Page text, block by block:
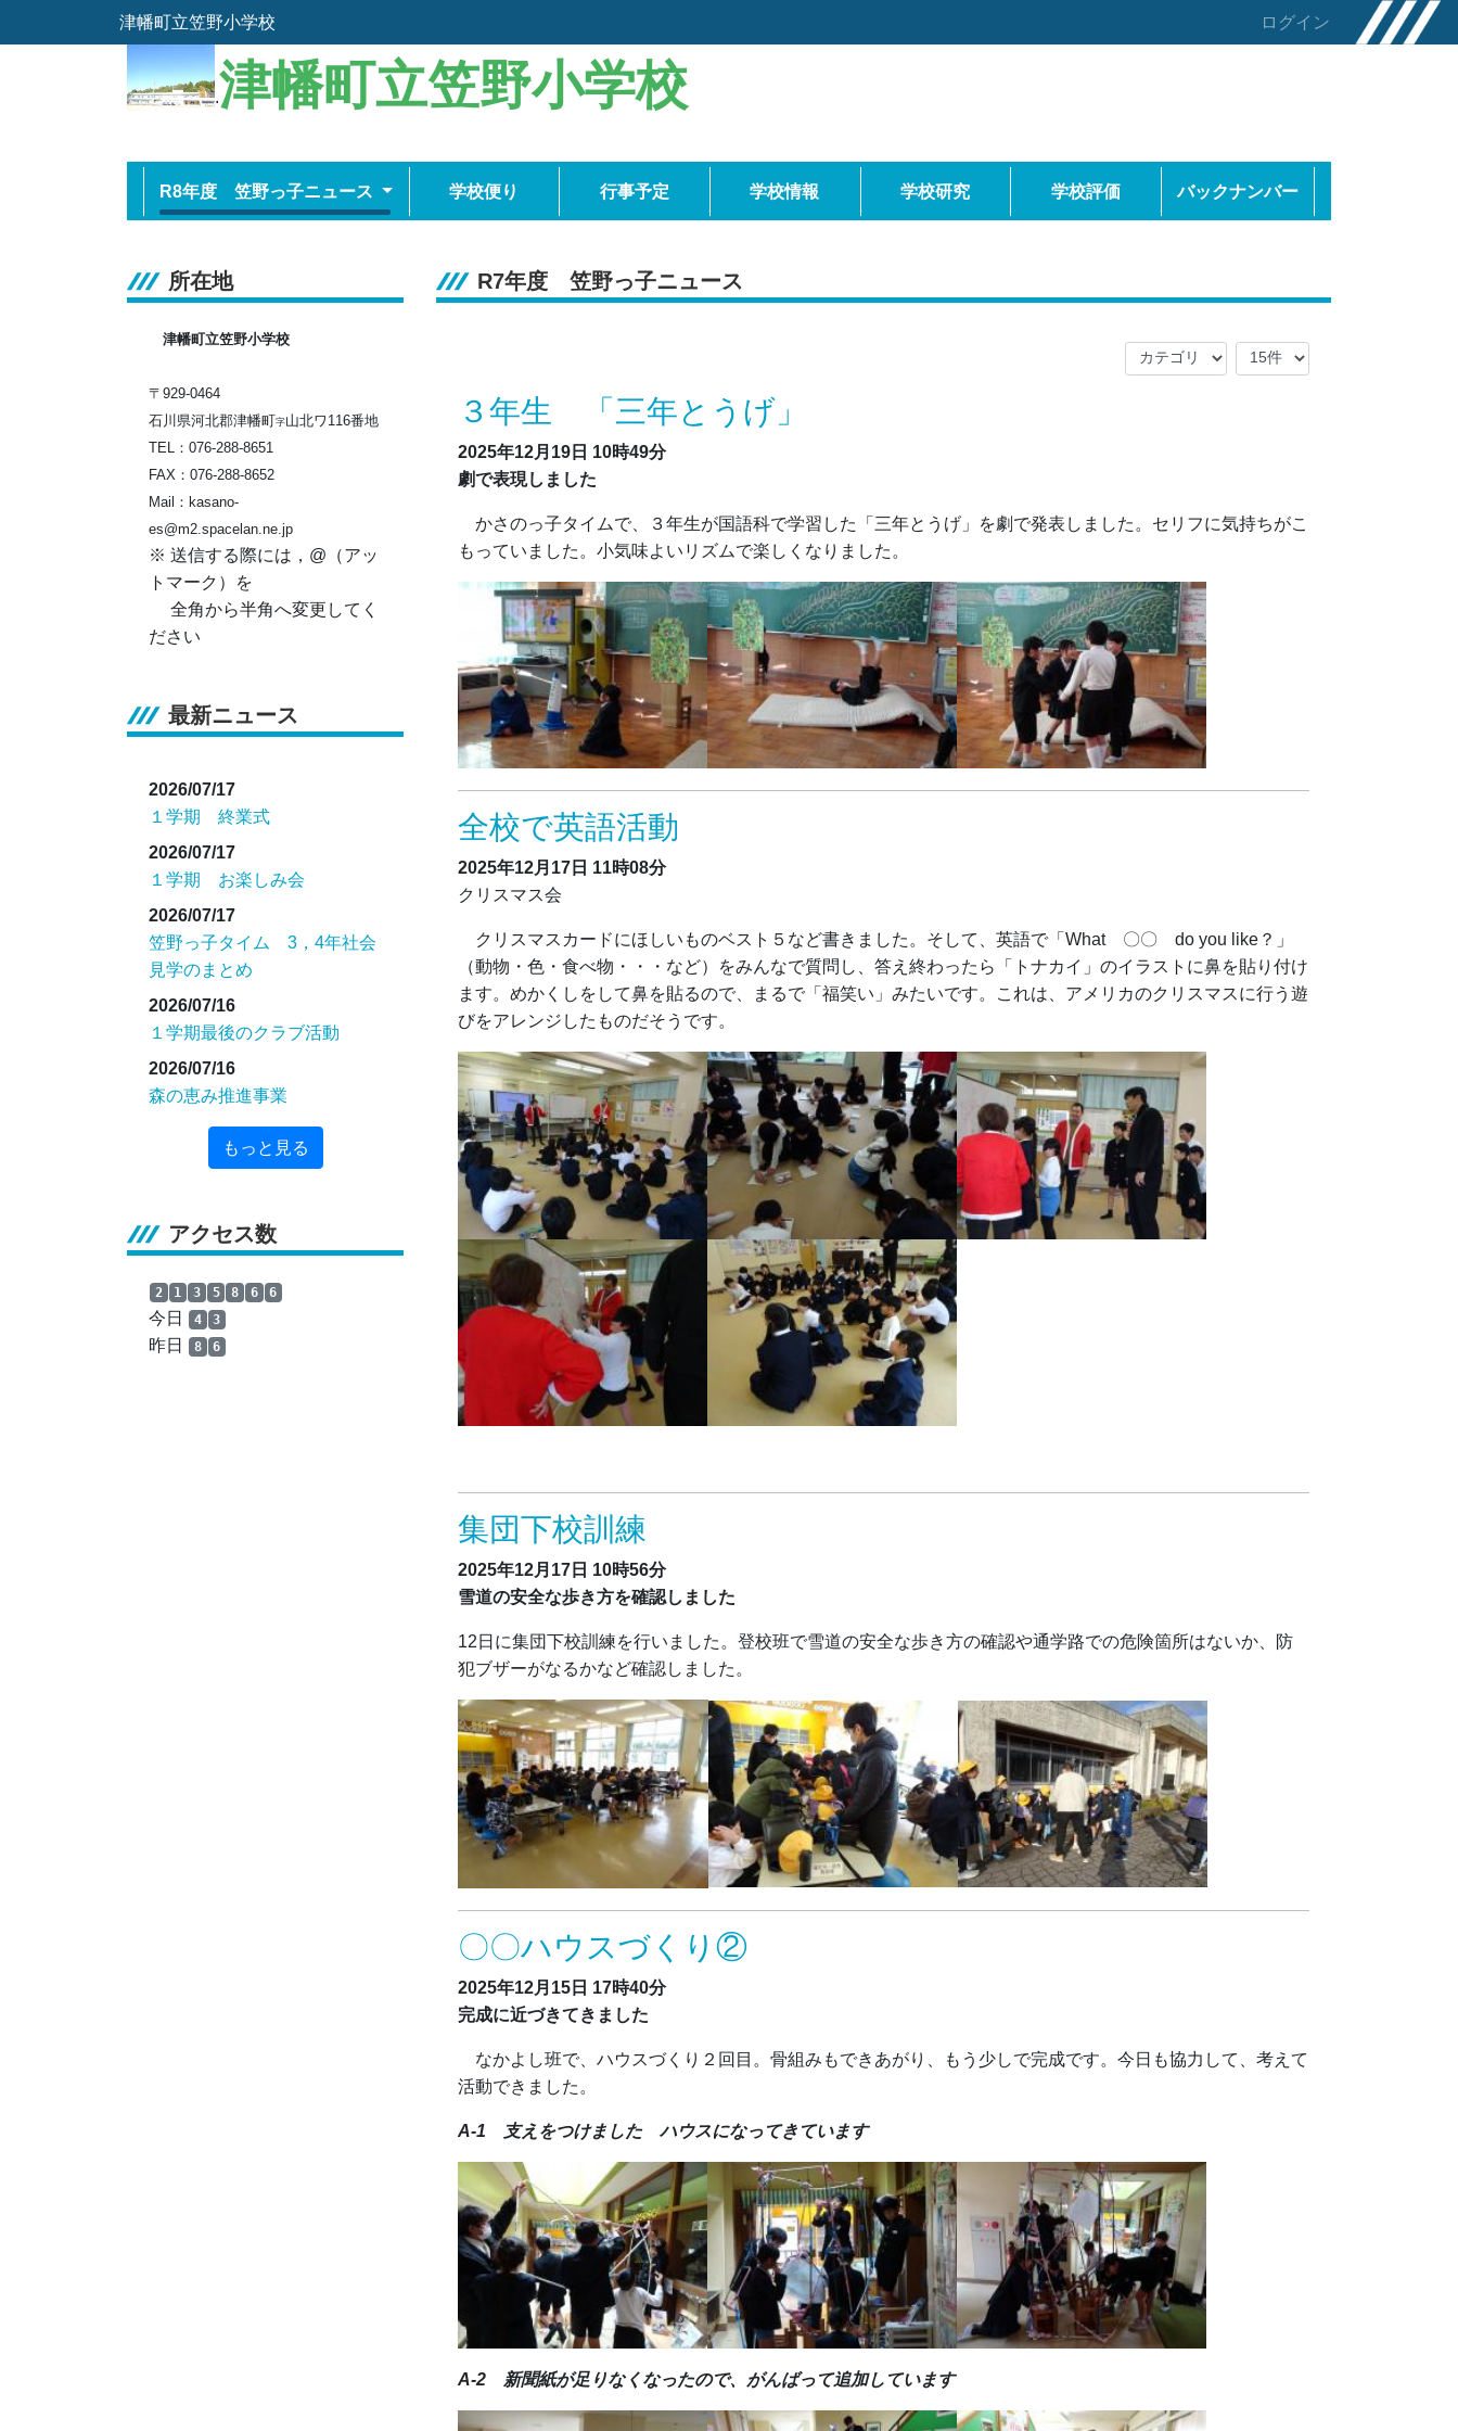
津幡町立笠野小学校 ログイン
.津幡町立笠野小学校
R8年度 笠野っ子ニュース 学校便り 行事予定 学校情報 学校研究 学校評価 バックナンバー
所在地
津幡町立笠野小学校
〒929-0464
石川県河北郡津幡町字山北ワ116番地
TEL：076-288-8651
FAX：076-288-8652
Mail：kasano-
es@m2.spacelan.ne.jp
※ 送信する際には，@（アッ
トマーク）を
全角から半角へ変更してく
ださい
最新ニュース
2026/07/17
１学期 終業式
2026/07/17
１学期 お楽しみ会
2026/07/17
笠野っ子タイム 3，4年社会
見学のまとめ
2026/07/16
１学期最後のクラブ活動
2026/07/16
森の恵み推進事業
もっと見る
アクセス数
2 1 3 5 8 6 6
今日 4 3
昨日 8 6
R7年度 笠野っ子ニュース
３年生 「三年とうげ」
2025年12月19日 10時49分
劇で表現しました
かさのっ子タイムで、３年生が国語科で学習した「三年とうげ」を劇で発表しました。セリフに気持ちがこ
もっていました。小気味よいリズムで楽しくなりました。
全校で英語活動
2025年12月17日 11時08分
クリスマス会
クリスマスカードにほしいものベスト５など書きました。そして、英語で「What 〇〇 do you like？」
（動物・色・食べ物・・・など）をみんなで質問し、答え終わったら「トナカイ」のイラストに鼻を貼り付け
ます。めかくしをして鼻を貼るので、まるで「福笑い」みたいです。これは、アメリカのクリスマスに行う遊
びをアレンジしたものだそうです。
集団下校訓練
2025年12月17日 10時56分
雪道の安全な歩き方を確認しました
12日に集団下校訓練を行いました。登校班で雪道の安全な歩き方の確認や通学路での危険箇所はないか、防
犯ブザーがなるかなど確認しました。
〇〇ハウスづくり②
2025年12月15日 17時40分
完成に近づきてきました
なかよし班で、ハウスづくり２回目。骨組みもできあがり、もう少しで完成です。今日も協力して、考えて
活動できました。
A-1 支えをつけました ハウスになってきています
A-2 新聞紙が足りなくなったので、がんばって追加しています